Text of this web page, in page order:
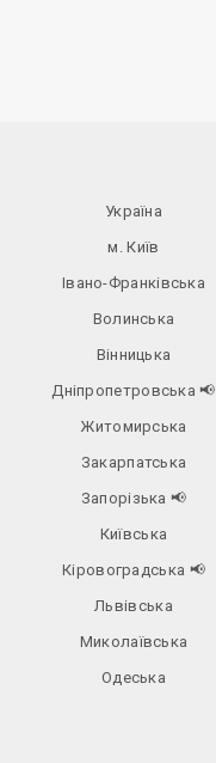
Україна
м. Київ
Івано-Франківська
Волинська
Вінницька
Дніпропетровська📢
Житомирська
Закарпатська
Запорізька 📢
Київська
Кіровоградська 📢
Львівська
Миколаївська
Одеська